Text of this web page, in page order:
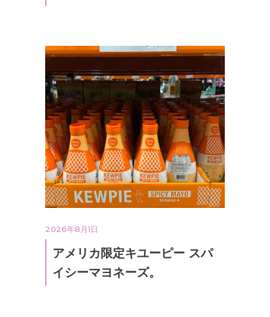
2026年8月1日
アメリカ限定キユーピー スパ
イシーマヨネーズ。